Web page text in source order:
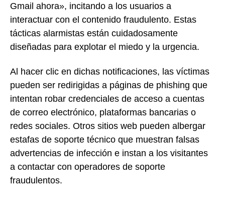
Gmail ahora», incitando a los usuarios a
interactuar con el contenido fraudulento. Estas
tácticas alarmistas están cuidadosamente
diseñadas para explotar el miedo y la urgencia.
Al hacer clic en dichas notificaciones, las víctimas
pueden ser redirigidas a páginas de phishing que
intentan robar credenciales de acceso a cuentas
de correo electrónico, plataformas bancarias o
redes sociales. Otros sitios web pueden albergar
estafas de soporte técnico que muestran falsas
advertencias de infección e instan a los visitantes
a contactar con operadores de soporte
fraudulentos.